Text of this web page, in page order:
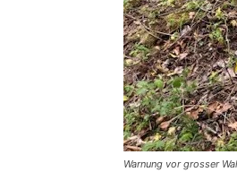
Warnung vor grosser